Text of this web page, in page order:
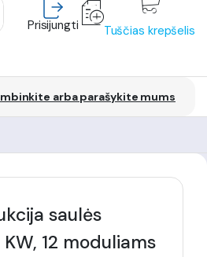
Prisijungti Tuščias krepšelis
arba parašykite mums
saulės
12 moduliams